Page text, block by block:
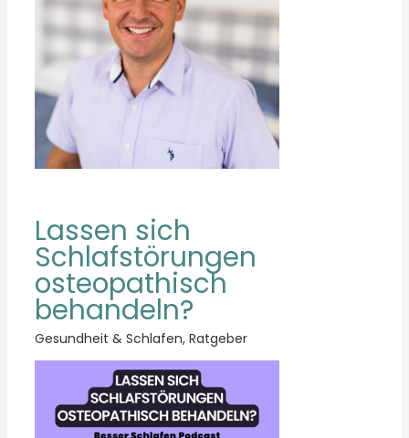
Lassen sich
Schlafstörungen
osteopathisch
behandeln?
Gesundheit & Schlafen, Ratgeber